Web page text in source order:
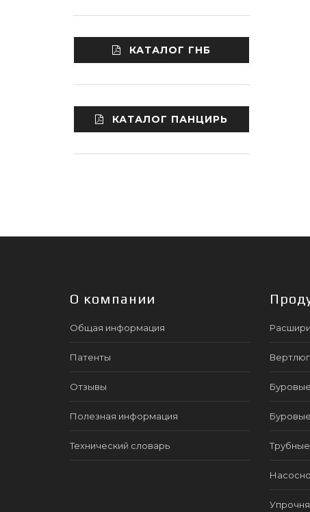
КАТАЛОГ ГНБ
КАТАЛОГ ПАНЦИРЬ
О компании
Общая информация
Патенты
Отзывы
Полезная информация
Технический словарь